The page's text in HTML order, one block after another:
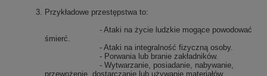
Przykładowe przestępstwa to:
- Ataki na życie ludzkie mogące powodować
śmierć.
- Ataki na integralność fizyczną osoby.
- Porwania lub branie zakładników.
- Wytwarzanie, posiadanie, nabywanie,
przewożenie, dostarczanie lub używanie materiałów